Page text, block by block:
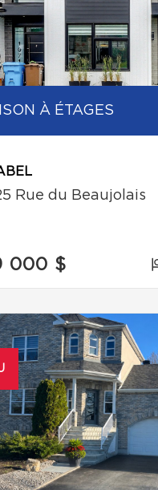
À ÉTAGES
Rue du Beaujolais
000 $